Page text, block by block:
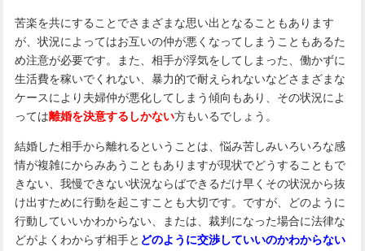
苦楽を共にすることでさまざまな思い出となることもあります
が、状況によってはお互いの仲が悪くなってしまうこともあるた
め注意が必要です。また、相手が浮気をしてしまった、働かずに
生活費を稼いでくれない、暴力的で耐えられないなどさまざまな
ケースにより夫婦仲が悪化してしまう傾向もあり、その状況によ
っては離婚を決意するしかない方もいるでしょう。
結婚した相手から離れるということは、悩み苦しみいろいろな感
情が複雑にからみあうこともありますが現状でどうすることもで
きない、我慢できない状況ならばできるだけ早くその状況から抜
け出すために行動を起こすことも大切です。ですが、どのように
行動していいかわからない、または、裁判になった場合に法律な
どがよくわからず相手と どのように交渉していいのかわからない